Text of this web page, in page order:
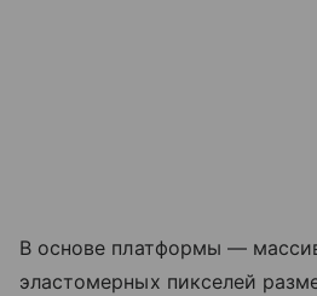
В основе платформы —
эластомерных пикселей